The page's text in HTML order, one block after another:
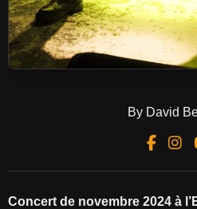
By David
Concert de novembre 2024 à